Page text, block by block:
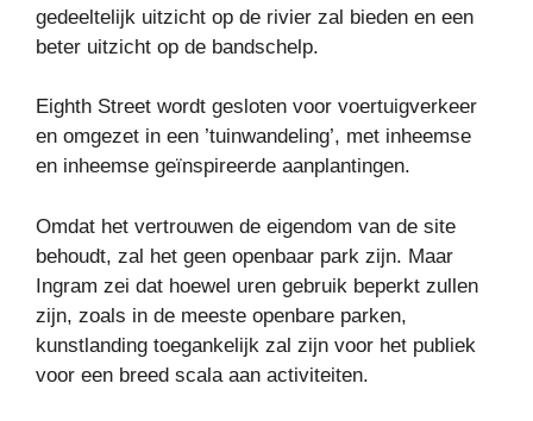
gedeeltelijk uitzicht op de rivier zal bieden en een
beter uitzicht op de bandschelp.
Eighth Street wordt gesloten voor voertuigverkeer
en omgezet in een ’tuinwandeling’, met inheemse
en inheemse geïnspireerde aanplantingen.
Omdat het vertrouwen de eigendom van de site
behoudt, zal het geen openbaar park zijn. Maar
Ingram zei dat hoewel uren gebruik beperkt zullen
zijn, zoals in de meeste openbare parken,
kunstlanding toegankelijk zal zijn voor het publiek
voor een breed scala aan activiteiten.